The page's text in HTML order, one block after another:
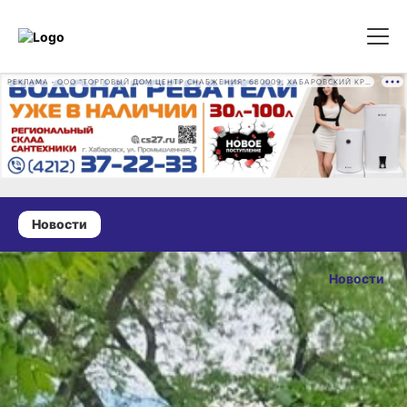
Новости
09 августа 2025 г., 13:35
Хабаровский
край
присоединился
к всероссийской
акции
Новости
09 августа 2025 г.,